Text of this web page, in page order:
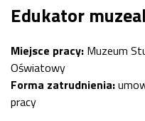
Edukator
Miejsce pracy: Muzeum
Oświatowy
Forma zatrudnienia:
pracy